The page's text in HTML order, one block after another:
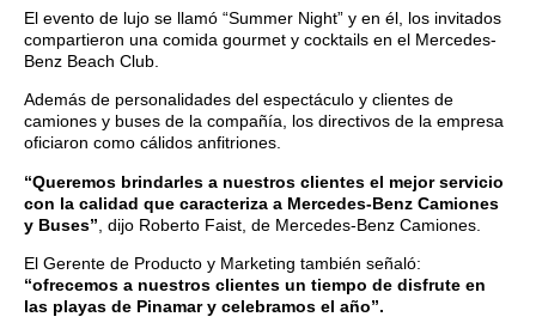
El evento de lujo se llamó “Summer Night” y en él, los invitados
compartieron una comida gourmet y cocktails en el Mercedes-
Benz Beach Club.
Además de personalidades del espectáculo y clientes de
camiones y buses de la compañía, los directivos de la empresa
oficiaron como cálidos anfitriones.
“Queremos brindarles a nuestros clientes el mejor servicio
con la calidad que caracteriza a Mercedes-Benz Camiones
y Buses” , dijo Roberto Faist, de Mercedes-Benz Camiones.
El Gerente de Producto y Marketing también señaló:
“ofrecemos a nuestros clientes un tiempo de disfrute en
las playas de Pinamar y celebramos el año”.